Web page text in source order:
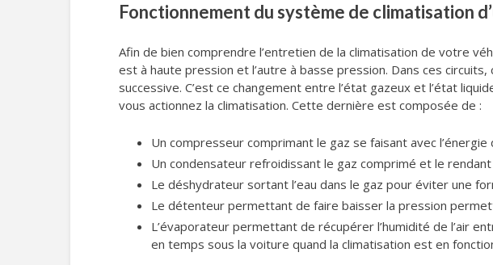
Fonctionnement du système de climatisation
Afin de bien comprendre l’entretien de la climatisation de votre
est à haute pression et l’autre à basse pression. Dans ces circuits,
successive. C’est ce changement entre l’état gazeux et l’état
vous actionnez la climatisation. Cette dernière est composée de :
Un compresseur comprimant le gaz se faisant avec
Un condensateur refroidissant le gaz comprimé et le
Le déshydrateur sortant l’eau dans le gaz pour éviter une
Le détenteur permettant de faire baisser la pression
L’évaporateur permettant de récupérer l’humidité de l’air
en temps sous la voiture quand la climatisation est en